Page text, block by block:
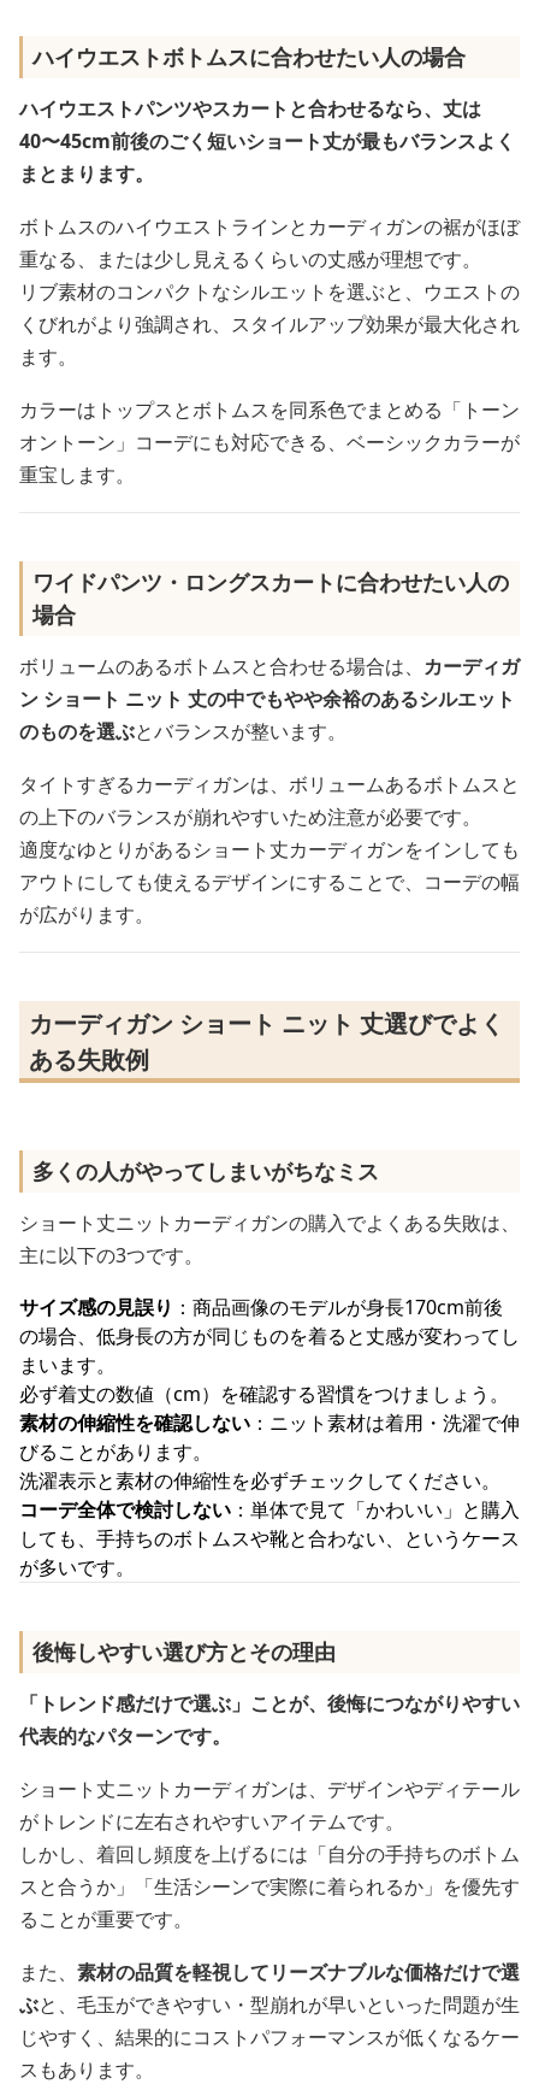
ハイウエストボトムスに合わせたい人の場合
ハイウエストパンツやスカートと合わせるなら、丈は
40〜45cm前後のごく短いショート丈が最もバランスよく
まとまります。
ボトムスのハイウエストラインとカーディガンの裾がほぼ
重なる、または少し見えるくらいの丈感が理想です。
リブ素材のコンパクトなシルエットを選ぶと、ウエストの
くびれがより強調され、スタイルアップ効果が最大化され
ます。
カラーはトップスとボトムスを同系色でまとめる「トーン
オントーン」コーデにも対応できる、ベーシックカラーが
重宝します。
ワイドパンツ・ロングスカートに合わせたい人の
場合
ボリュームのあるボトムスと合わせる場合は、 カーディガ
ン ショート ニット 丈の中でもやや余裕のあるシルエット
のものを選ぶとバランスが整います。
タイトすぎるカーディガンは、ボリュームあるボトムスと
の上下のバランスが崩れやすいため注意が必要です。
適度なゆとりがあるショート丈カーディガンをインしても
アウトにしても使えるデザインにすることで、コーデの幅
が広がります。
カーディガン ショート ニット 丈選びでよく
ある失敗例
多くの人がやってしまいがちなミス
ショート丈ニットカーディガンの購入でよくある失敗は、
主に以下の3つです。
サイズ感の見誤り ：商品画像のモデルが身長170cm前後
の場合、低身長の方が同じものを着ると丈感が変わってし
まいます。
必ず着丈の数値（cm）を確認する習慣をつけましょう。
素材の伸縮性を確認しない ：ニット素材は着用・洗濯で伸
びることがあります。
洗濯表示と素材の伸縮性を必ずチェックしてください。
コーデ全体で検討しない ：単体で見て「かわいい」と購入
しても、手持ちのボトムスや靴と合わない、というケース
が多いです。
後悔しやすい選び方とその理由
「トレンド感だけで選ぶ」ことが、後悔につながりやすい
代表的なパターンです。
ショート丈ニットカーディガンは、デザインやディテール
がトレンドに左右されやすいアイテムです。
しかし、着回し頻度を上げるには「自分の手持ちのボトム
スと合うか」「生活シーンで実際に着られるか」を優先す
ることが重要です。
また、 素材の品質を軽視してリーズナブルな価格だけで選
ぶと、毛玉ができやすい・型崩れが早いといった問題が生
じやすく、結果的にコストパフォーマンスが低くなるケー
スもあります。